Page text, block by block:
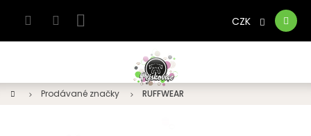
Nákupní
košík
CZK
DomůProdávané značky RUFFWEAR